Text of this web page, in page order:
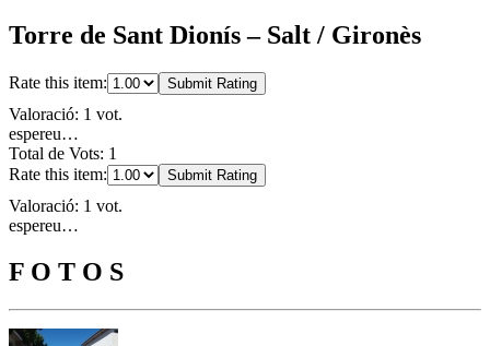
Torre de Sant Dionís – Salt / Gironès
Rate this item: Submit Rating
Valoració: 1 vot.
espereu…
Total de Vots: 1
Rate this item:
Submit Rating
Valoració: 1 vot.
espereu…
F O T O S